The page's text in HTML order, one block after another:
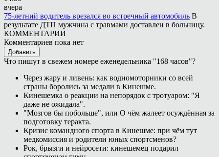
вчера
75-летний водитель врезался во встречный автомобиль В
результате ДТП мужчина с травмами доставлен в больницу.
КОММЕНТАРИИ
Комментариев пока нет
Добавить
Что пишут в свежем номере еженедельника "168 часов"?
Через жару и ливень: как водномоторники со всей
страны боролись за медали в Кинешме.
Кинешемка о реакции на непорядок с тротуаром: "Я
даже не ожидала".
"Мозгов бы побольше", или О чём жалеет осуждённая за
подготовку теракта.
Кризис командного спорта в Кинешме: при чём тут
медкомиссия и родители юных спортсменов?
Рок, брызги и нейросети: кинешемец подарил